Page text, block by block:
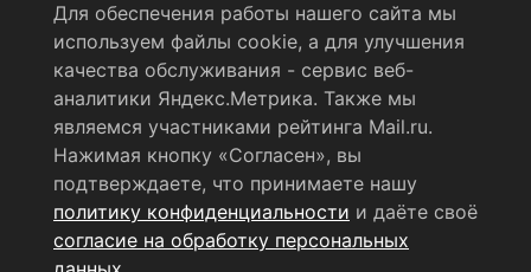
Политика конфиденциальности
Согласие на обработку персональных данных
RSS-лента
© 2004 - 2026 Сетевое издание Щёлковское ТВ.
Свидетельство о регистрации СМИ
Для обеспечения работы нашего сайта мы
используем файлы cookie, а для улучшения
качества обслуживания - сервис веб-
аналитики Яндекс.Метрика. Также мы
являемся участниками рейтинга Mail.ru.
Нажимая кнопку «Согласен», вы
подтверждаете, что принимаете нашу
политику конфиденциальности и даёте своё
согласие на обработку персональных